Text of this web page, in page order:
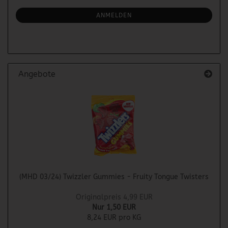
ANMELDUNG
ANMELDEN
Angebote
(MHD 03/24) Twizzler Gummies - Fruity Tongue Twisters
Originalpreis 4,99 EUR
Nur 1,50 EUR
8,24 EUR pro KG